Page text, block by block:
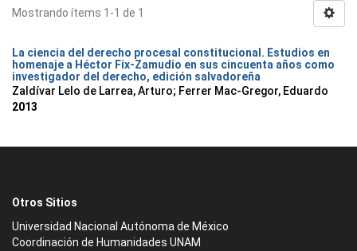
Mostrando ítems 1-1 de 1
La ciencia del derecho procesal constitucional. Estudios en
homenaje a Héctor Fix-Zamudio en sus cincuenta años como
investigador del derecho, edición salvadoreña
Zaldívar Lelo de Larrea, Arturo; Ferrer Mac-Gregor, Eduardo
2013
Otros Sitios
Universidad Nacional Autónoma de México
Coordinación de Humanidades UNAM